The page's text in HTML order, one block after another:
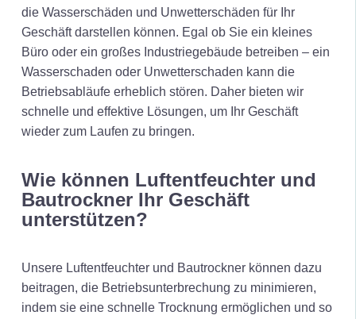
die Wasserschäden und Unwetterschäden für Ihr
Geschäft darstellen können. Egal ob Sie ein kleines
Büro oder ein großes Industriegebäude betreiben – ein
Wasserschaden oder Unwetterschaden kann die
Betriebsabläufe erheblich stören. Daher bieten wir
schnelle und effektive Lösungen, um Ihr Geschäft
wieder zum Laufen zu bringen.
Wie können Luftentfeuchter und
Bautrockner Ihr Geschäft
unterstützen?
Unsere Luftentfeuchter und Bautrockner können dazu
beitragen, die Betriebsunterbrechung zu minimieren,
indem sie eine schnelle Trocknung ermöglichen und so